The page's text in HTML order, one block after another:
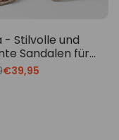
- Stilvolle und
Sandalen für
Translation
€39,95